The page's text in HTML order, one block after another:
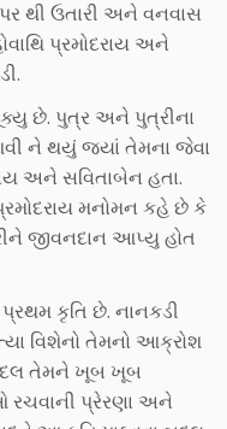
થી ઉતારી અને વનવાસ
પ્રમોદરાય અને
છે. પુત્ર અને પુત્રીના
ને થયું જ્યાં તેમના જેવા
અને સવિતાબેન હતા.
મનોમન કહે છે કે
જીવનદાન આપ્યુ હોત
કૃતિ છે. નાનકડી
વિશેનો તેમનો આક્રોશ
તેમને ખૂબ ખૂબ
પ્રેરણા અને